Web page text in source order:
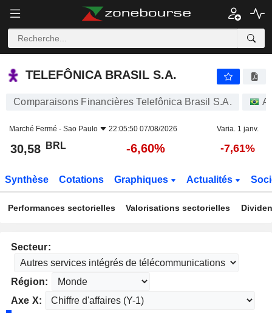
TELEFÔNICA BRASIL S.A.
TELEFÔNICA BRASIL S.A.
Comparaisons Financières Telefônica Brasil S.A.
Marché Fermé - Sao Paulo 22:05:50 07/08/2026 Varia. 1 janv.
30,58 BRL -6,60% -7,61%
Synthèse Cotations Graphiques Actualités
Performances sectorielles Valorisations sectorielles
Secteur:
Région:
Axe X: